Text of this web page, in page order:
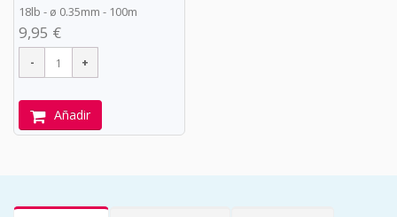
18lb - ø 0.35mm - 100m
9,95 €
Añadir